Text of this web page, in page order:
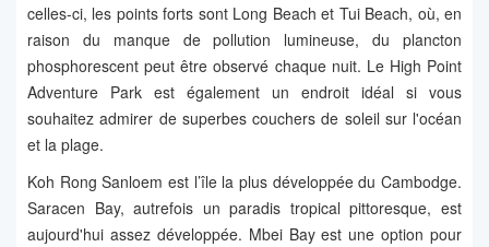
celles-ci, les points forts sont Long Beach et Tui Beach, où, en
raison du manque de pollution lumineuse, du plancton
phosphorescent peut être observé chaque nuit. Le High Point
Adventure Park est également un endroit idéal si vous
souhaitez admirer de superbes couchers de soleil sur l'océan
et la plage.
Koh Rong Sanloem est l’île la plus développée du Cambodge.
Saracen Bay, autrefois un paradis tropical pittoresque, est
aujourd'hui assez développée. Mbei Bay est une option pour